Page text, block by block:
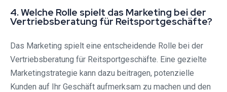
4. Welche Rolle spielt das Marketing bei der
Vertriebsberatung für Reitsportgeschäfte?
Das Marketing spielt eine entscheidende Rolle bei der
Vertriebsberatung für Reitsportgeschäfte. Eine gezielte
Marketingstrategie kann dazu beitragen, potenzielle
Kunden auf Ihr Geschäft aufmerksam zu machen und den